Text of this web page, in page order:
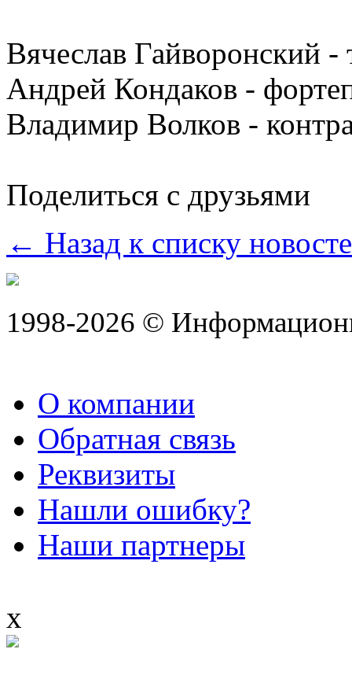
Вячеслав Гайворонский -
Андрей Кондаков -
Владимир Волков -
Поделиться с друзьями
← Назад к списку
1998-2026 ©
О компании
Обратная связь
Реквизиты
Нашли ошибку?
Наши партнеры
x